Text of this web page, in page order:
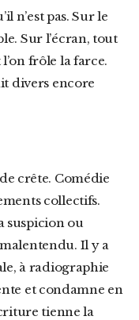
n’est pas. Sur le
Sur l’écran, tout
frôle la farce.
divers encore
collectifs.
suspicion ou
Il y a
à radiographie
et condamne en
tienne la